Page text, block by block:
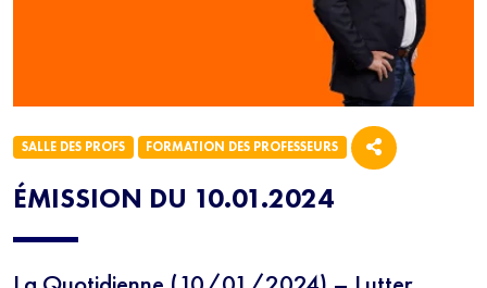
ÉMISSION DU 10.01.2024
SALLE DES PROFS FORMATION DES PROFESSEURS